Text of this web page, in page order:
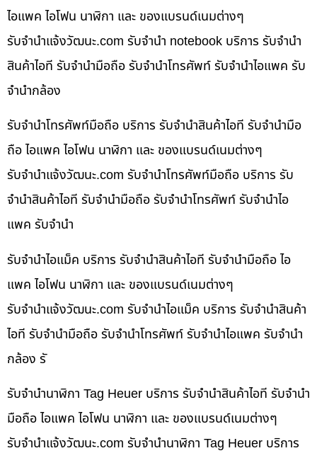
ไอแพค ไอโฟน นาฬิกา และ ของแบรนด์เนมต่างๆ
รับจํานําแจ้งวัฒนะ.com รับจำนำ notebook บริการ รับจำนำ
สินค้าไอที รับจำนำมือถือ รับจำนำโทรศัพท์ รับจำนำไอแพค รับ
จำนำกล้อง
รับจำนำโทรศัพท์มือถือ บริการ รับจำนำสินค้าไอที รับจำนำมือ
ถือ ไอแพค ไอโฟน นาฬิกา และ ของแบรนด์เนมต่างๆ
รับจํานําแจ้งวัฒนะ.com รับจำนำโทรศัพท์มือถือ บริการ รับ
จำนำสินค้าไอที รับจำนำมือถือ รับจำนำโทรศัพท์ รับจำนำไอ
แพค รับจำนำ
รับจำนำไอแม็ค บริการ รับจำนำสินค้าไอที รับจำนำมือถือ ไอ
แพค ไอโฟน นาฬิกา และ ของแบรนด์เนมต่างๆ
รับจํานําแจ้งวัฒนะ.com รับจำนำไอแม็ค บริการ รับจำนำสินค้า
ไอที รับจำนำมือถือ รับจำนำโทรศัพท์ รับจำนำไอแพค รับจำนำ
กล้อง รั
รับจำนำนาฬิกา Tag Heuer บริการ รับจำนำสินค้าไอที รับจำนำ
มือถือ ไอแพค ไอโฟน นาฬิกา และ ของแบรนด์เนมต่างๆ
รับจํานําแจ้งวัฒนะ.com รับจำนำนาฬิกา Tag Heuer บริการ